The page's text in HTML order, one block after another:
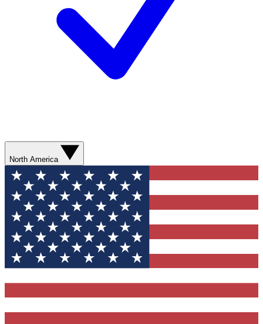
North America